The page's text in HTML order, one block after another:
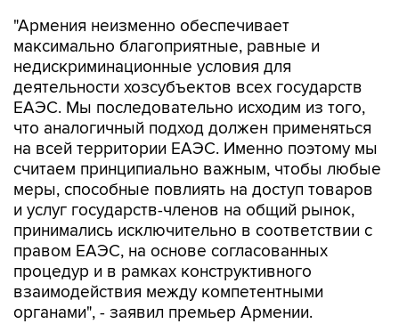
"Армения неизменно обеспечивает
максимально благоприятные, равные и
недискриминационные условия для
деятельности хозсубъектов всех государств
ЕАЭС. Мы последовательно исходим из того,
что аналогичный подход должен применяться
на всей территории ЕАЭС. Именно поэтому мы
считаем принципиально важным, чтобы любые
меры, способные повлиять на доступ товаров
и услуг государств-членов на общий рынок,
принимались исключительно в соответствии с
правом ЕАЭС, на основе согласованных
процедур и в рамках конструктивного
взаимодействия между компетентными
органами", - заявил премьер Армении.